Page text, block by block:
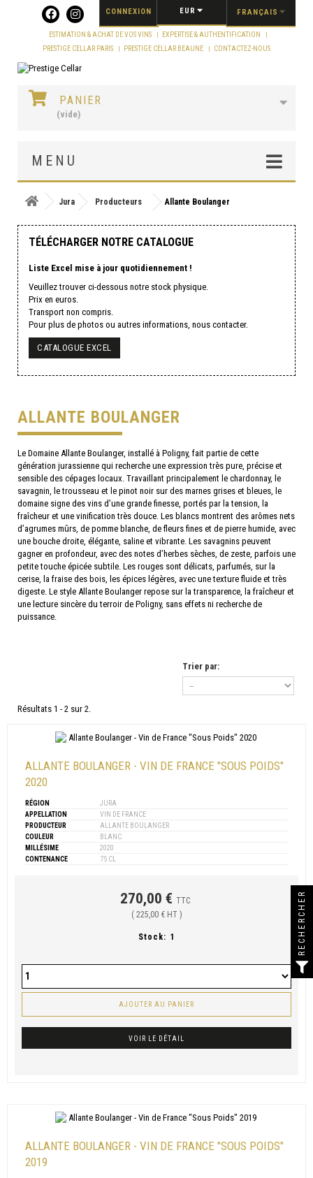
FRANÇAIS
EUR
CONNEXION
ESTIMATION & ACHAT DE VOS VINS
EXPERTISE & AUTHENTIFICATION
PRESTIGE CELLAR PARIS
PRESTIGE CELLAR BEAUNE CONTACTEZ-NOUS
PANIER
(vide)
MENU
Jura Producteurs Allante Boulanger
TÉLÉCHARGER NOTRE CATALOGUE
Liste Excel mise à jour quotidiennement !
Veuillez trouver ci-dessous notre stock physique.
Prix en euros.
Transport non compris.
Pour plus de photos ou autres informations, nous contacter.
CATALOGUE EXCEL
ALLANTE BOULANGER
Le Domaine Allante Boulanger, installé à Poligny, fait partie de cette
génération jurassienne qui recherche une expression très pure, précise et
sensible des cépages locaux. Travaillant principalement le chardonnay, le
savagnin, le trousseau et le pinot noir sur des marnes grises et bleues, le
domaine signe des vins d’une grande finesse, portés par la tension, la
fraîcheur et une vinification très douce. Les blancs montrent des arômes nets
d’agrumes mûrs, de pomme blanche, de fleurs fines et de pierre humide, avec
une bouche droite, élégante, saline et vibrante. Les savagnins peuvent
gagner en profondeur, avec des notes d’herbes sèches, de zeste, parfois une
petite touche épicée subtile. Les rouges sont délicats, parfumés, sur la
cerise, la fraise des bois, les épices légères, avec une texture fluide et très
digeste. Le style Allante Boulanger repose sur la transparence, la fraîcheur et
une lecture sincère du terroir de Poligny, sans effets ni recherche de
puissance.
Trier par:
Résultats 1 - 2 sur 2.
ALLANTE BOULANGER - VIN DE FRANCE "SOUS POIDS"
2020
RÉGION
JURA
APPELLATION
VIN DE FRANCE
PRODUCTEUR
ALLANTE BOULANGER
COULEUR
BLANC
MILLÉSIME
2020
CONTENANCE
75 CL
270,00 € TTC
( 225,00 € HT )
Stock: 1
AJOUTER AU PANIER
VOIR LE DÉTAIL
ALLANTE BOULANGER - VIN DE FRANCE "SOUS POIDS"
2019
RECHERCHER
Panneau de gestion des cookies